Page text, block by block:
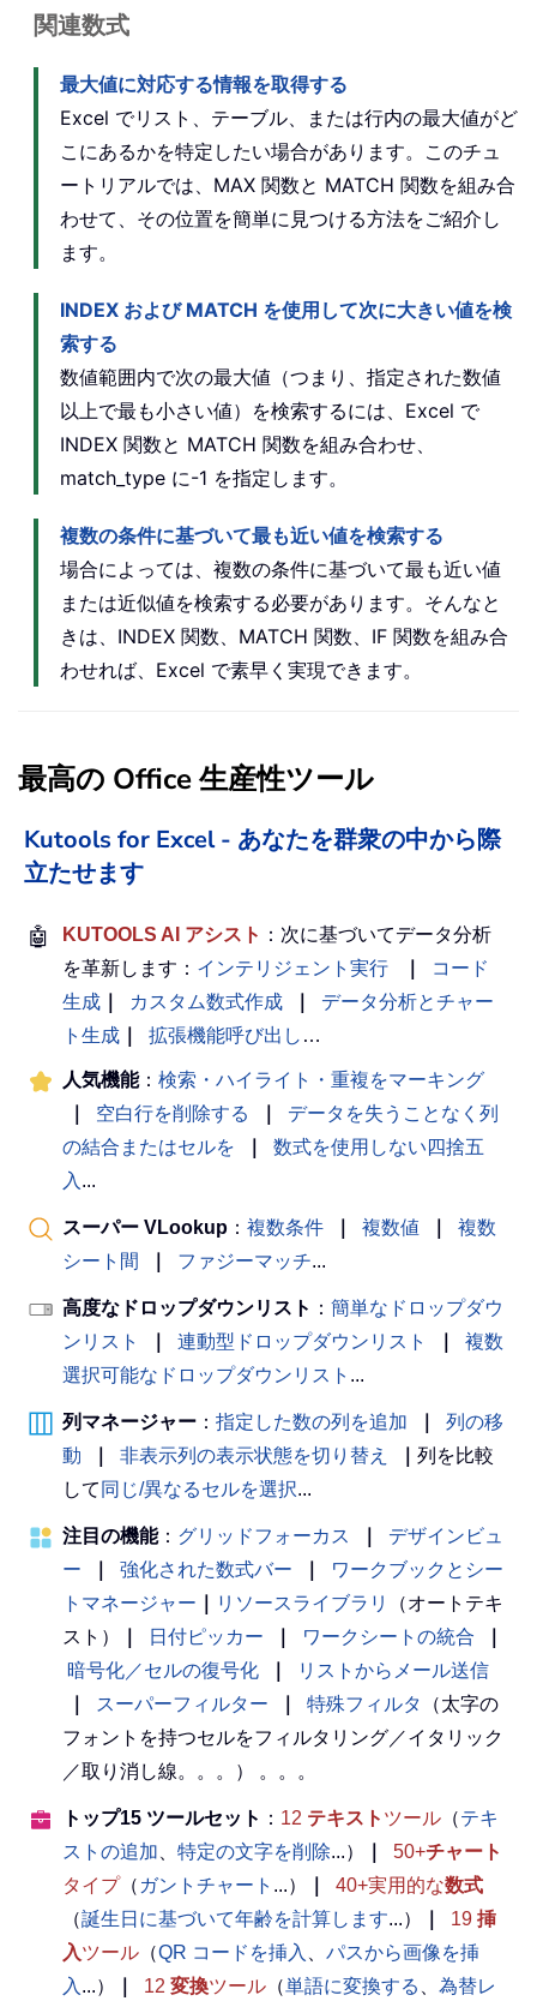
関連数式
最大値に対応する情報を取得する
Excel でリスト、テーブル、または行内の最大値がど
こにあるかを特定したい場合があります。このチュ
ートリアルでは、MAX 関数と MATCH 関数を組み合
わせて、その位置を簡単に見つける方法をご紹介し
ます。
INDEX および MATCH を使用して次に大きい値を検
索する
数値範囲内で次の最大値（つまり、指定された数値
以上で最も小さい値）を検索するには、Excel で
INDEX 関数と MATCH 関数を組み合わせ、
match_type に-1 を指定します。
複数の条件に基づいて最も近い値を検索する
場合によっては、複数の条件に基づいて最も近い値
または近似値を検索する必要があります。そんなと
きは、INDEX 関数、MATCH 関数、IF 関数を組み合
わせれば、Excel で素早く実現できます。
最高の Office 生産性ツール
Kutools for Excel - あなたを群衆の中から際
立たせます
🤖 KUTOOLS AI アシスト ：次に基づいてデータ分析
を革新します： インテリジェント実行
コード
生成
カスタム数式作成
データ分析とチャー
ト生成
拡張機能呼び出し …
人気機能： 検索・ハイライト・重複をマーキング
空白行を削除する
データを失うことなく列
の結合またはセルを
数式を使用しない四捨五
入 ...
スーパー VLookup ： 複数条件 複数値
複数
シート間
ファジーマッチ...
高度なドロップダウンリスト ： 簡単なドロップダウ
ンリスト
連動型ドロップダウンリスト
複数
選択可能なドロップダウンリスト ...
列マネージャー ： 指定した数の列を追加
列の移
動
非表示列の表示状態を切り替え
列を比較
して 同じ/異なるセルを選択...
注目の機能： グリッドフォーカス
デザインビュ
ー
強化された数式バー
ワークブックとシー
トマネージャー
リソースライブラリ
（オートテキ
スト）
日付ピッカー ワークシートの統合
暗号化／セルの復号化
リストからメール送信
スーパーフィルター 特殊フィルタ
（太字の
フォントを持つセルをフィルタリング／イタリック
／取り消し線。。。） 。。。
トップ15 ツールセット ： 12 テキスト ツール （テキ
ストの追加
特定の文字を削除...） 50+チャート
タイプ（ ガントチャート ...） 40+実用的な数式
（誕生日に基づいて年齢を計算します...） 19 挿
入ツール （QR コードを挿入
パスから画像を挿
入 ...） 12 変換ツール （単語に変換する
為替レ